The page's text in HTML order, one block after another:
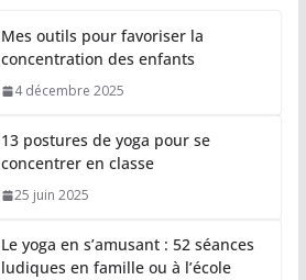
Mes outils pour favoriser la
concentration des enfants
4 décembre 2025
13 postures de yoga pour se
concentrer en classe
25 juin 2025
Le yoga en s’amusant : 52 séances
ludiques en famille ou à l’école